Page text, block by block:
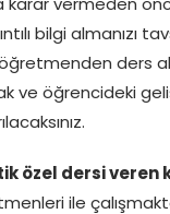
karar vermeden
bilgi almanızı
ders
ve öğrencideki
özel dersi veren
ile